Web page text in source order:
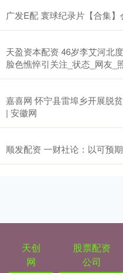
广发E配 寰球纪录片【合集
天盈资本配资 46岁李艾河北
脸色憔悴引关注_状态_网友_
嘉喜网 怀宁县雷埠乡开展脱
| 安徽网
顺发配资 一财社论：以可预
天创
网
股票配资
公司